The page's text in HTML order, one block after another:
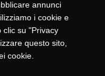
annunci
i cookie e
clic su "Privacy
questo sito,
cookie.